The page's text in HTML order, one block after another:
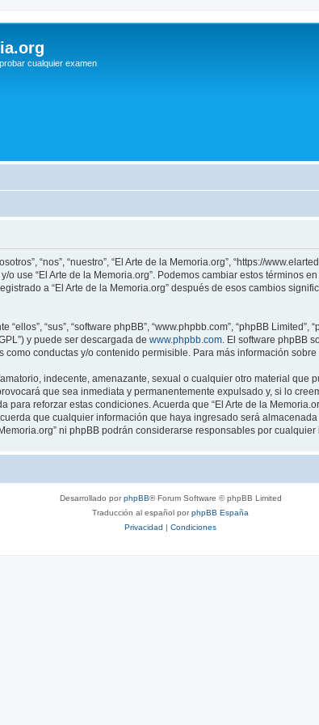
cualquier examen
“nos”, “nuestro”, “El Arte de la Memoria.org”, “https://
o use “El Arte de la Memoria.org”. Podemos cambiar estos términos
a “El Arte de la Memoria.org” después de esos cambios
“sus”, “software phpBB”, “www.phpbb.com”, “phpBB
y puede ser descargada de www.phpbb.com. El software phpBB
conductas y/o contenido permisible. Para más información
indecente, amenazante, sexual o cualquier otro material que
que sea inmediata y permanentemente expulsado y, si lo
reforzar estas condiciones. Acuerda que “El Arte de la
que cualquier información que haya ingresado será
ni phpBB podrán considerarse responsables por
Desarrollado porphpBB® Forum Software © phpBB Limited
Traducción al español porphpBB España
Privacidad | Condiciones